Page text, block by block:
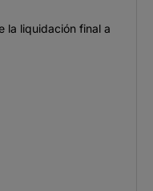
la liquidación final a